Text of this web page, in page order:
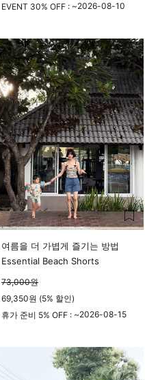
EVENT 30% OFF : ~2026-08-10
여름을 더 가볍게 즐기는 방법
Essential Beach Shorts
73,000원
69,350원 (5% 할인)
휴가 준비 5% OFF : ~2026-08-15